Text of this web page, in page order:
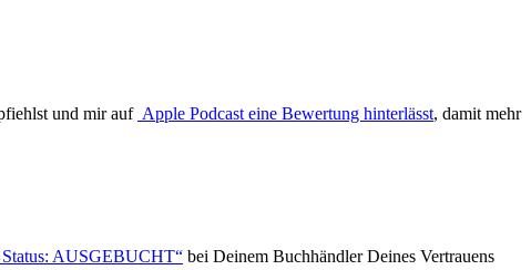
und mir auf Apple Podcast eine Bewertung hinterlässt, damit mehr
AUSGEBUCHT“ bei Deinem Buchhändler Deines Vertrauens